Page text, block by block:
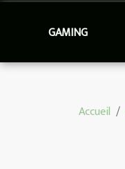
GAMING
Accueil